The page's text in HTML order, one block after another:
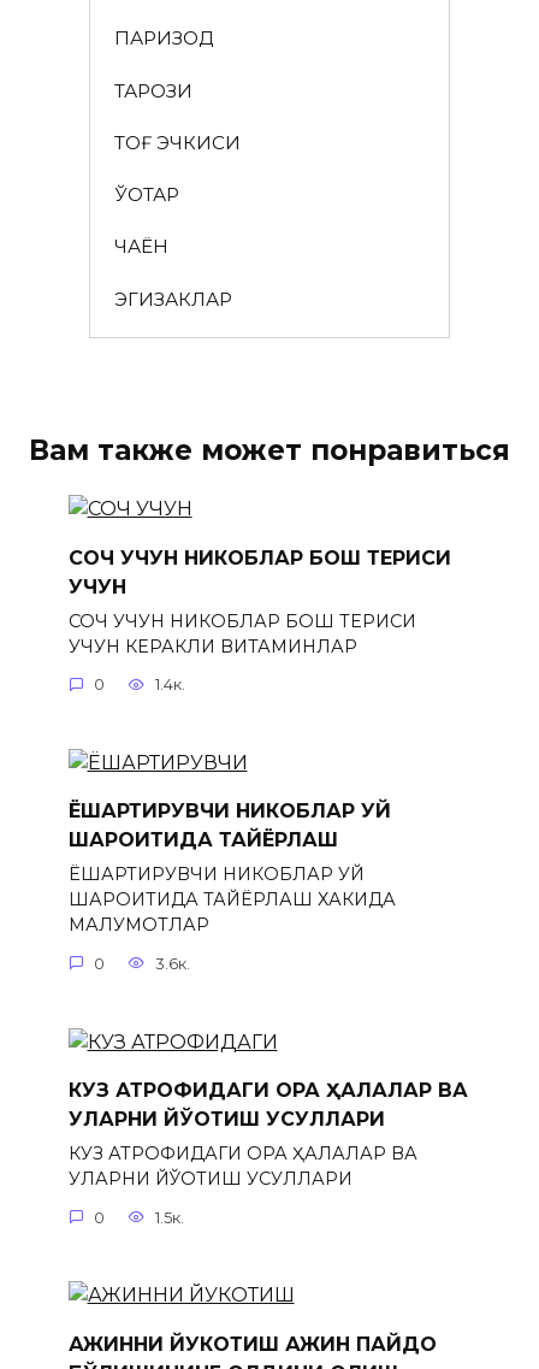
ПАРИЗОД
ТАРОЗИ
ТОҒ ЭЧКИСИ
ЎҚОТАР
ЧАЁН
ЭГИЗАКЛАР
Вам также может понравиться
СОЧ УЧУН НИКОБЛАР БОШ ТЕРИСИ
УЧУН
СОЧ УЧУН НИКОБЛАР БОШ ТЕРИСИ
УЧУН КЕРАКЛИ ВИТАМИНЛАР
0 1.4к.
ЁШАРТИРУВЧИ НИКОБЛАР УЙ
ШАРОИТИДА ТАЙЁРЛАШ
ЁШАРТИРУВЧИ НИКОБЛАР УЙ
ШАРОИТИДА ТАЙЁРЛАШ ХАКИДА
МАЛУМОТЛАР
0 3.6к.
КУЗ АТРОФИДАГИ ҚОРА ҲАЛҚАЛАР ВА
УЛАРНИ ЙЎҚОТИШ УСУЛЛАРИ
КУЗ АТРОФИДАГИ ҚОРА ҲАЛҚАЛАР ВА
УЛАРНИ ЙЎҚОТИШ УСУЛЛАРИ
0 1.5к.
АЖИННИ ЙУКОТИШ АЖИН ПАЙДО